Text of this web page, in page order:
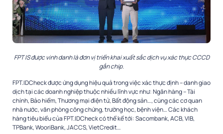
FPT IS được vinh danh là đơn vị triển khai xuất sắc dịch vụ xác thực CCCD
gắn chip.
FPT.IDCheck được ứng dụng hiệu quả trong việc xác thực định – danh giao
dịch tại các doanh nghiệp thuộc nhiều lĩnh vực như: Ngân hàng – Tài
chính, Bảo hiểm, Thương mại điện tử, Bất động sản…, cùng các cơ quan
nhà nước, văn phòng công chứng, trường học, bệnh viện… Các khách
hàng tiêu biểu của FPT.IDCheck có thể kể tới: Sacombank, ACB, VIB,
TPBank, WooriBank, JACCS, VietCredit…